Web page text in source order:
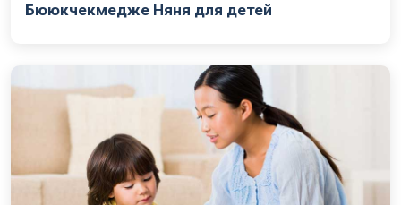
Бююкчекмедже Няня для детей